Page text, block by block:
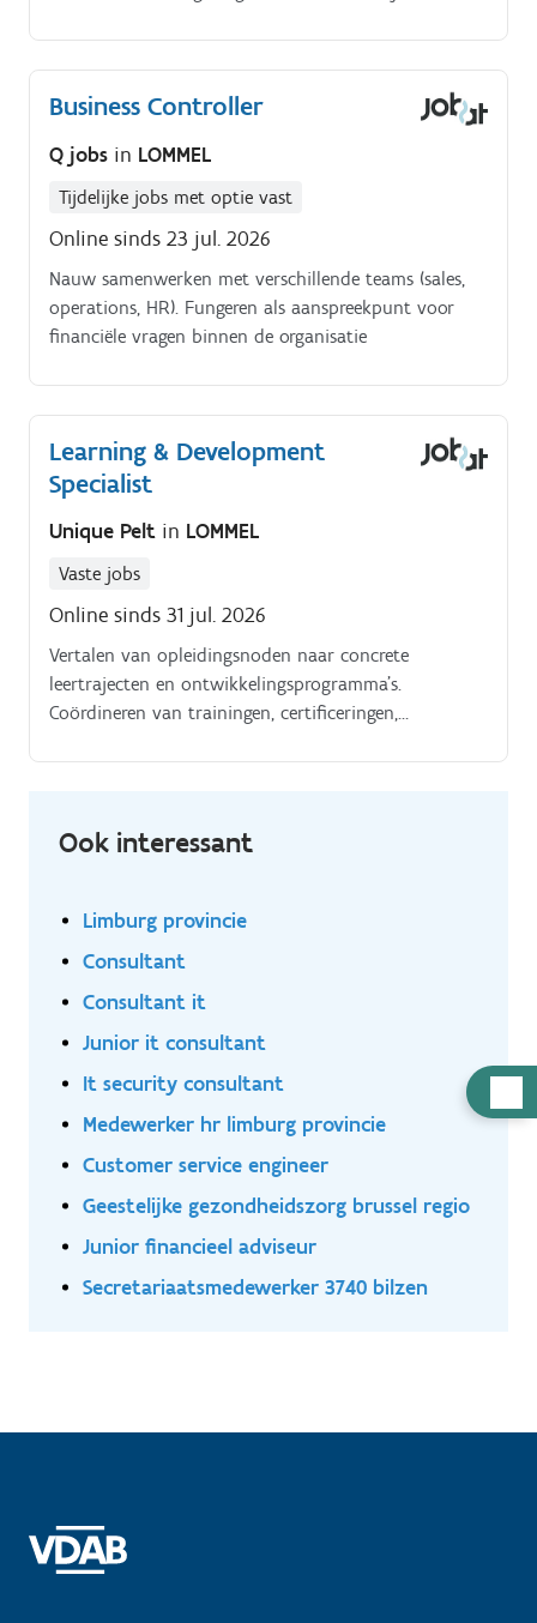
Business Controller
Q jobs in LOMMEL
Tijdelijke jobs met optie vast
Online sinds 23 jul. 2026
Nauw samenwerken met verschillende teams (sales,
operations, HR). Fungeren als aanspreekpunt voor
financiële vragen binnen de organisatie
Learning & Development
Specialist
Unique Pelt in LOMMEL
Vaste jobs
Online sinds 31 jul. 2026
Vertalen van opleidingsnoden naar concrete
leertrajecten en ontwikkelingsprogramma's.
Coördineren van trainingen, certificeringen,
Ook interessant
Limburg provincie
Consultant
Consultant it
Junior it consultant
It security consultant
Medewerker hr limburg provincie
Customer service engineer
Geestelijke gezondheidszorg brussel regio
Junior financieel adviseur
Secretariaatsmedewerker 3740 bilzen